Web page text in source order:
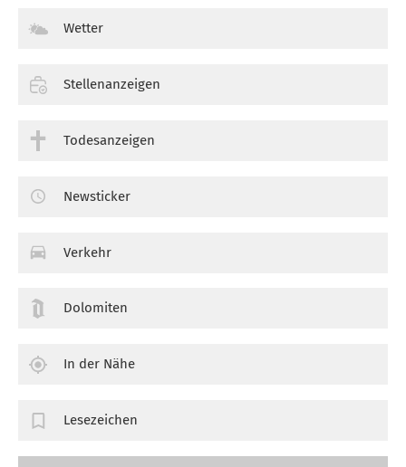
Wetter
Stellenanzeigen
Todesanzeigen
Newsticker
Verkehr
Dolomiten
In der Nähe
Lesezeichen